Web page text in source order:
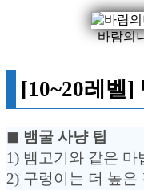
바람의
[10~20레벨]
◼︎ 뱀굴 사냥 팁
1) 뱀고기와 같은
2) 구렁이는 더 높은